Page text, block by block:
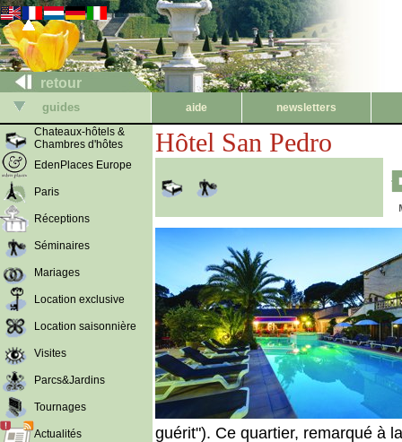
retour
guides aide
newsletters
Chateaux-hôtels &
Chambres d'hôtes
EdenPlaces Europe
Paris
Réceptions
Séminaires
Mariages
Location exclusive
Location saisonnière
Visites
Parcs&Jardins
Tournages
Actualités
Hôtel San Pedro
guérit"). Ce quartier, remarqué à